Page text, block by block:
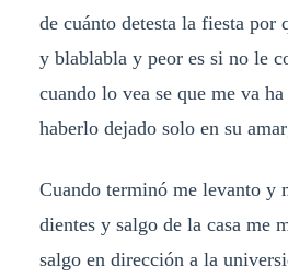
de cuánto detesta la fiesta por
y blablabla y peor es si no le
cuando lo vea se que me va
haberlo dejado solo en su
Cuando terminó me levanto y
dientes y salgo de la casa me
salgo en dirección a la